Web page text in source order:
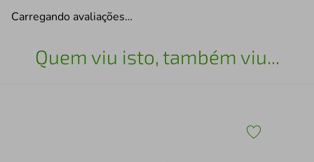
Carregando avaliações…
Quem viu isto, também viu...